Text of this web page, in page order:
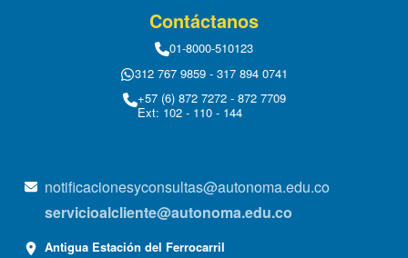
Contáctanos
01-8000-510123
312 767 9859 - 317 894 0741
+57 (6) 872 7272 - 872 7709
Ext: 102 - 110 - 144
notificacionesyconsultas@autonoma.edu.co
servicioalcliente@autonoma.edu.co
Antigua Estación del Ferrocarril